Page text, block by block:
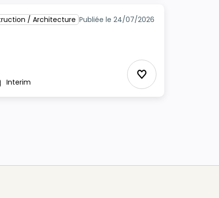
/ Architecture Publiée le 24/07/2026
Interim Ajouter aux